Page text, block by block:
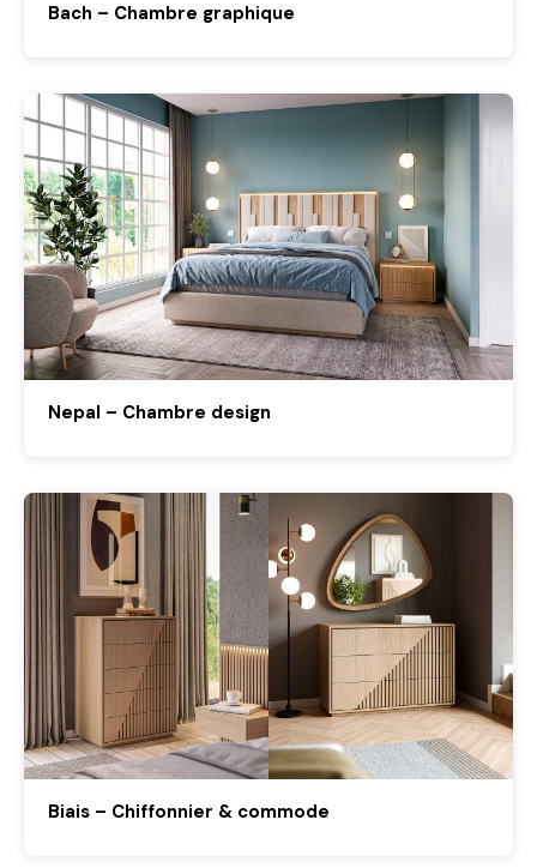
Bach – Chambre graphique
Nepal – Chambre design
Biais – Chiffonnier & commode